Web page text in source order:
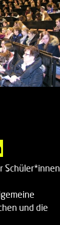
Schüler*innen
und die